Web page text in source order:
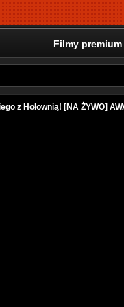
Filmy premium
z Hołownią! [NA ŻYWO]